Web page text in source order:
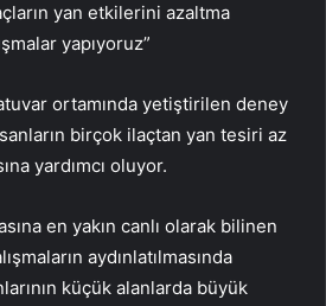
yan etkilerini azaltma
yapıyoruz”
ortamında yetiştirilen deney
birçok ilaçtan yan tesiri az
yardımcı oluyor.
en yakın canlı olarak bilinen
aydınlatılmasında
küçük alanlarda büyük